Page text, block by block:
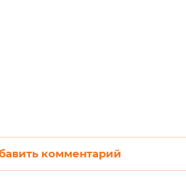
комментарий